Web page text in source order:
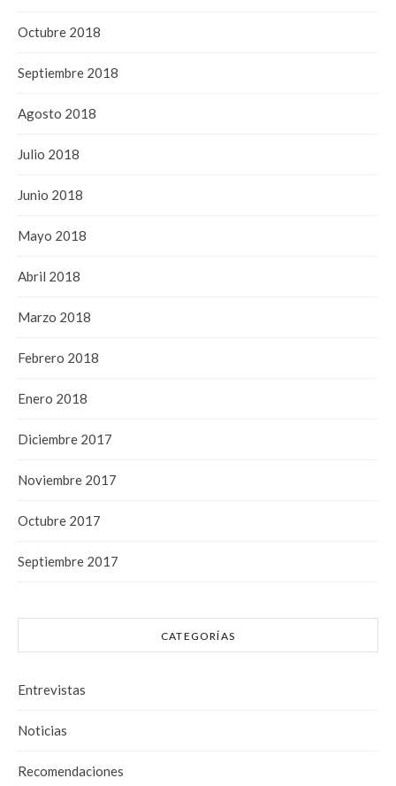
Octubre 2018
Septiembre 2018
Agosto 2018
Julio 2018
Junio 2018
Mayo 2018
Abril 2018
Marzo 2018
Febrero 2018
Enero 2018
Diciembre 2017
Noviembre 2017
Octubre 2017
Septiembre 2017
CATEGORÍAS
Entrevistas
Noticias
Recomendaciones